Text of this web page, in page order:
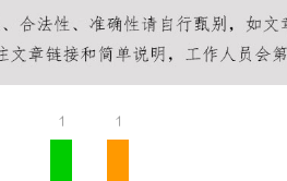
1 1
制造业的“工艺护城河”：商业秘密律
守住车间里的“Know-how”